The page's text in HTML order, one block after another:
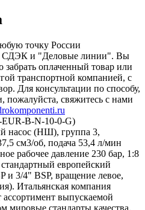
точку России
СДЭК и "Деловые линии". Вы
забрать оплаченный товар или
транспортной компанией, с
Для консультации по способу,
пожалуйста, свяжитесь с нами
EUR-B-N-10-0-G)
насос (НШ), группа 3,
см3/об, подача 53,4 л/мин
рабочее давление 230 бар, 1:8
европейский
и 3/4" BSP, вращение левое,
Итальянская компания
выпускаемой